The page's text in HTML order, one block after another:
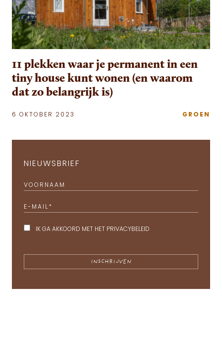
11 plekken waar je permanent in een
tiny house kunt wonen (en waarom
dat zo belangrijk is)
6 OKTOBER 2023 GROEN
NIEUWSBRIEF
VOORNAAM
E-MAIL *
IK GA AKKOORD MET HET PRIVACYBELEID